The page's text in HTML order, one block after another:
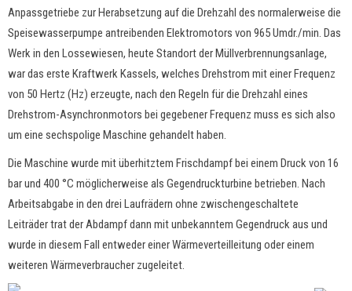
Anpassgetriebe zur Herabsetzung auf die Drehzahl des normalerweise die
Speisewasserpumpe antreibenden Elektromotors von 965 Umdr./min. Das
Werk in den Lossewiesen, heute Standort der Müllverbrennungsanlage,
war das erste Kraftwerk Kassels, welches Drehstrom mit einer Frequenz
von 50 Hertz (Hz) erzeugte, nach den Regeln für die Drehzahl eines
Drehstrom-Asynchronmotors bei gegebener Frequenz muss es sich also
um eine sechspolige Maschine gehandelt haben.
Die Maschine wurde mit überhitztem Frischdampf bei einem Druck von 16
bar und 400 °C möglicherweise als Gegendruckturbine betrieben. Nach
Arbeitsabgabe in den drei Laufrädern ohne zwischengeschaltete
Leiträder trat der Abdampf dann mit unbekanntem Gegendruck aus und
wurde in diesem Fall entweder einer Wärmeverteilleitung oder einem
weiteren Wärmeverbraucher zugeleitet.